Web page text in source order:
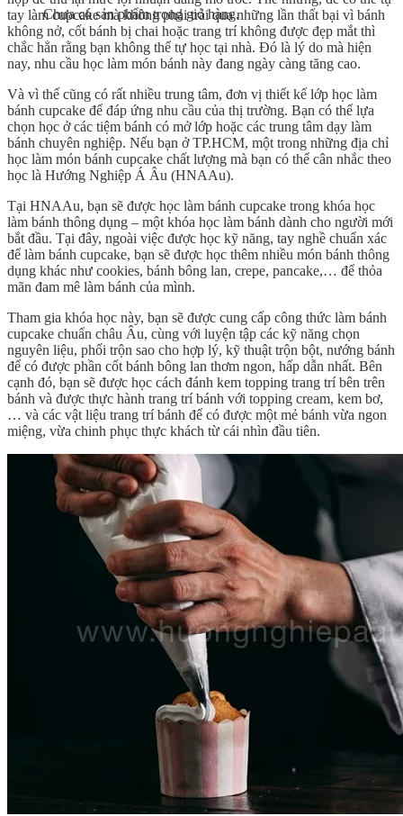
Chưa có sản phẩm trong giỏ hàng.
tay làm cupcake mà không phải trải qua những lần thất bại vì bánh
không nở, cốt bánh bị chai hoặc trang trí không được đẹp mắt thì
chắc hẳn rằng bạn không thể tự học tại nhà. Đó là lý do mà hiện
nay, nhu cầu học làm món bánh này đang ngày càng tăng cao.
Và vì thế cũng có rất nhiều trung tâm, đơn vị thiết kế lớp học làm
bánh cupcake để đáp ứng nhu cầu của thị trường. Bạn có thể lựa
chọn học ở các tiệm bánh có mở lớp hoặc các trung tâm dạy làm
bánh chuyên nghiệp. Nếu bạn ở TP.HCM, một trong những địa chỉ
học làm món bánh cupcake chất lượng mà bạn có thể cân nhắc theo
học là Hướng Nghiệp Á Âu (HNAAu).
Tại HNAAu, bạn sẽ được học làm bánh cupcake trong khóa học
làm bánh thông dụng – một khóa học làm bánh dành cho người mới
bắt đầu. Tại đây, ngoài việc được học kỹ năng, tay nghề chuẩn xác
để làm bánh cupcake, bạn sẽ được học thêm nhiều món bánh thông
dụng khác như cookies, bánh bông lan, crepe, pancake,… để thỏa
mãn đam mê làm bánh của mình.
Tham gia khóa học này, bạn sẽ được cung cấp công thức làm bánh
cupcake chuẩn châu Âu, cùng với luyện tập các kỹ năng chọn
nguyên liệu, phối trộn sao cho hợp lý, kỹ thuật trộn bột, nướng bánh
để có được phần cốt bánh bông lan thơm ngon, hấp dẫn nhất. Bên
cạnh đó, bạn sẽ được học cách đánh kem topping trang trí bên trên
bánh và được thực hành trang trí bánh với topping cream, kem bơ,
… và các vật liệu trang trí bánh để có được một mẻ bánh vừa ngon
miệng, vừa chinh phục thực khách từ cái nhìn đầu tiên.